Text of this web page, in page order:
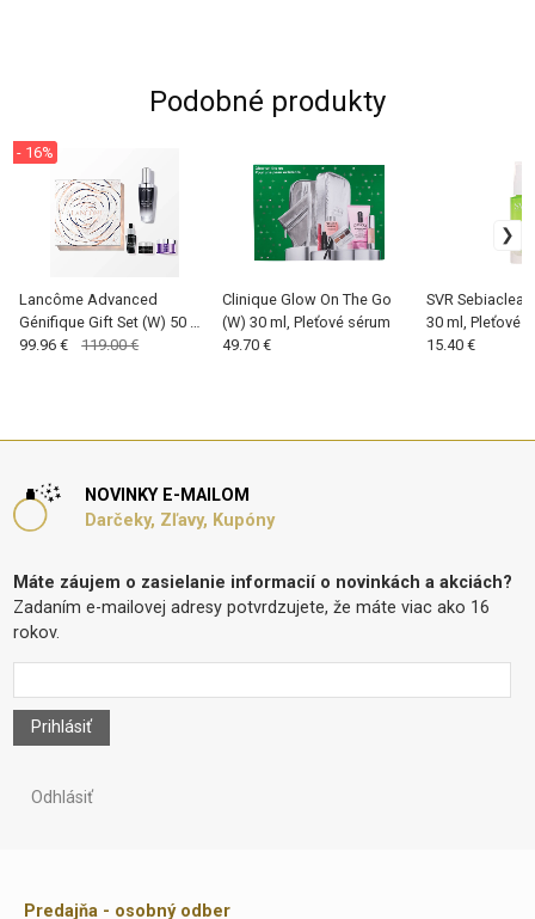
Podobné produkty
Lancôme Advanced
Génifique Gift Set (W) 50 ml,
Pleťové sérum
- 16%
99.96 € 119.00 €
Clinique Glow On The Go
(W) 30 ml, Pleťové sérum
49.70 €
SVR Sebiaclear
30 ml, Pleťové
15.40 €
NOVINKY E-MAILOM
Darčeky, Zľavy, Kupóny
Máte záujem o zasielanie informacií o novinkách a akciách?
Zadaním e-mailovej adresy potvrdzujete, že máte viac ako 16
rokov.
Prihlásiť
Odhlásiť
Predajňa - osobný odber